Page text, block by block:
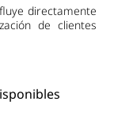
directamente
de clientes